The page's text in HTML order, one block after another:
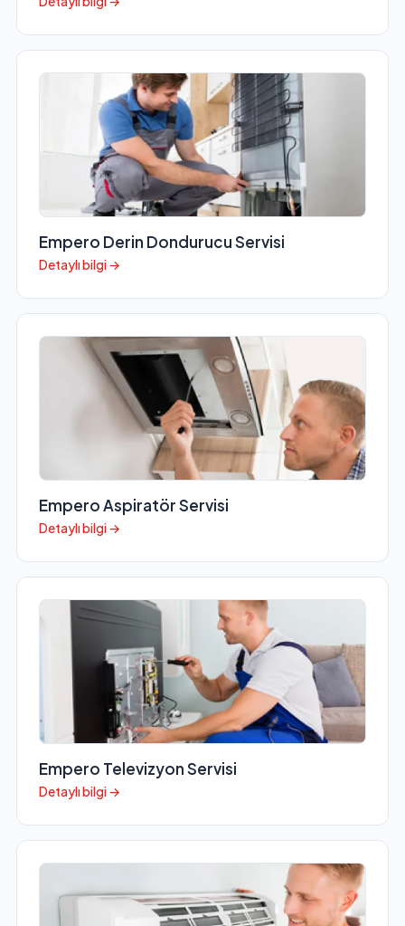
Empero Derin Dondurucu Servisi
Detaylı bilgi →
Empero Aspiratör Servisi
Detaylı bilgi →
Empero Televizyon Servisi
Detaylı bilgi →